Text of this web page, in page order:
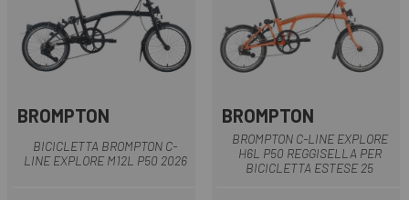
BROMPTON
BICICLETTA BROMPTON C-
LINE EXPLORE M12L P50 2026
BROMPTON
BROMPTON C-LINE EXPLORE
H6L P50 REGGISELLA PER
BICICLETTA ESTESE 25